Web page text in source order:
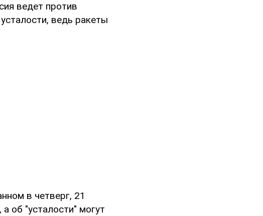
ведет против
ведь ракеты
в четверг, 21
об "усталости" могут